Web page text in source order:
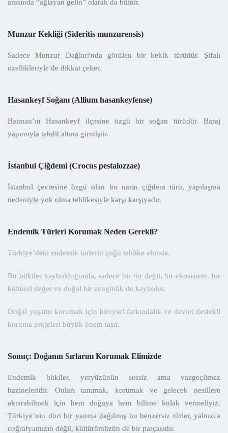
arasında “ağlayan gelin” olarak da bilinir.
Munzur Kekliği (Sideritis munzurensis)
Sadece Munzur Dağları'nda görülen bir kekik türüdür. Şifalı
özellikleriyle de dikkat çeker.
Hasankeyf Soğanı (Allium hasankeyfense)
Batman’ın Hasankeyf ilçesine özgü bir soğan türüdür. Baraj
yapımıyla tehdit altına girmiştir.
İstanbul Çiğdemi (Crocus pestalozzae)
İstanbul çevresine özgü olan bu narin çiğdem türü, yapılaşma
nedeniyle yok olma tehlikesiyle karşı karşıyadır.
Endemik Türleri Korumak Neden Gerekli?
Türkiye’deki endemik türlerin çoğu tehlike altında.
Bu bitkiler kaybolduğunda, sadece bir tür değil; bir ekosistem, bir
kültürel değer ve doğal bir zenginlik de kaybolur.
Doğal yaşamı korumak için bireysel farkındalık ve devlet destekli
koruma projeleri büyük önem taşır.
Sonuç: Doğanın Sırlarını Korumak Elimizde
Endemik bitkiler, yeryüzünün sessiz ama vazgeçilmez
hazineleridir. Onları tanımak, korumak ve gelecek nesillere
aktarabilmek için hem doğaya hem bilime kulak vermeliyiz.
Türkiye’nin dört bir yanına dağılmış bu benzersiz türler, yalnızca
coğrafyamızın değil, kültürümüzün de bir parçasıdır.